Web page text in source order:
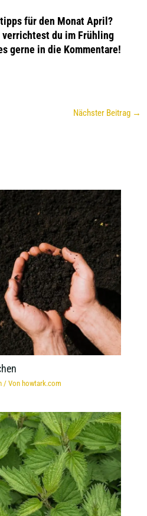
für den Monat April?
verrichtest du im Frühling
gerne in die Kommentare!
Nächster Beitrag →
/ Vonhowtark.com